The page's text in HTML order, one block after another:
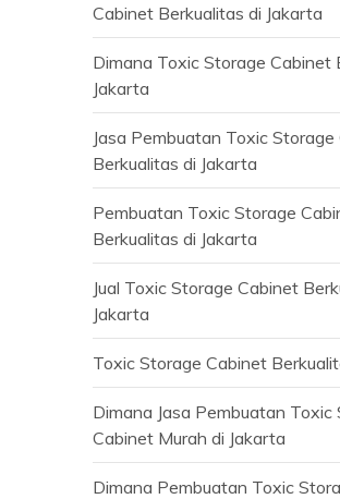
Cabinet Berkualitas di Jakarta
Dimana Toxic Storage Cabinet
Jakarta
Jasa Pembuatan Toxic
Berkualitas di Jakarta
Pembuatan Toxic Storage
Berkualitas di Jakarta
Jual Toxic Storage Cabinet
Jakarta
Toxic Storage Cabinet
Dimana Jasa Pembuatan Toxic
Cabinet Murah di Jakarta
Dimana Pembuatan Toxic